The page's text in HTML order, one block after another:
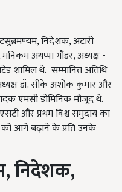
निदेशक, अटारी
अथप्पा गौंडर, अध्यक्ष -
शामिल थे. सम्मानित अतिथि
डॉ. सीके अशोक कुमार और
एमसी डोमिनिक मौजूद थे.
और प्रथम विश्व समुदाय का
को आगे बढ़ाने के प्रति उनके
निदेशक,